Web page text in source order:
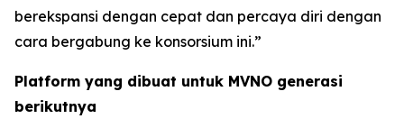
berekspansi dengan cepat dan percaya diri dengan
cara bergabung ke konsorsium ini.”
Platform yang dibuat untuk MVNO generasi
berikutnya